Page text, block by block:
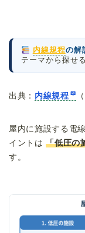
内線規程の解
テーマから探せる
出典： 内線規程
屋内に施設する電
イントは「低圧の
す。